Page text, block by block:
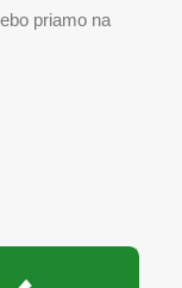
priamo na